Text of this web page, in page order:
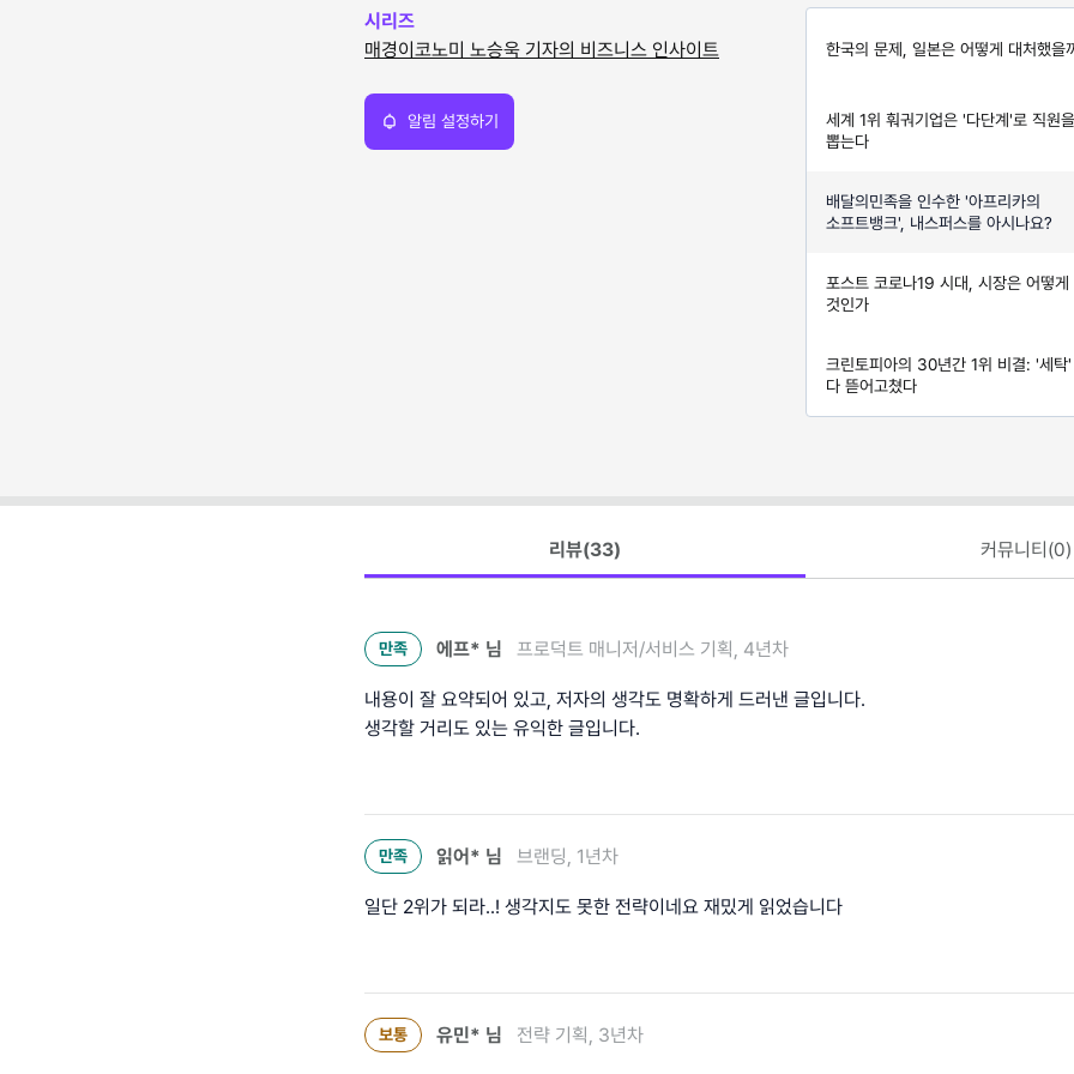
시리즈
매경이코노미 노승욱 기자의 비즈니스 인사이트
알림 설정하기
한국의 문제, 일본은 어떻게 대처했을
세계 1위 훠궈기업은 '다단계'로 직원을
뽑는다
배달의민족을 인수한 '아프리카의
소프트뱅크', 내스퍼스를 아시나요?
포스트 코로나19 시대, 시장은 어떻게
것인가
크린토피아의 30년간 1위 비결: '세탁
다 뜯어고쳤다
리뷰(33) 커뮤니티(0)
만족 에프* 님 프로덕트 매니저/서비스 기획, 4년차
내용이 잘 요약되어 있고, 저자의 생각도 명확하게 드러낸 글입니다.
생각할 거리도 있는 유익한 글입니다.
만족 읽어* 님 브랜딩, 1년차
일단 2위가 되라..! 생각지도 못한 전략이네요 재밌게 읽었습니다
보통 유민* 님 전략 기획, 3년차